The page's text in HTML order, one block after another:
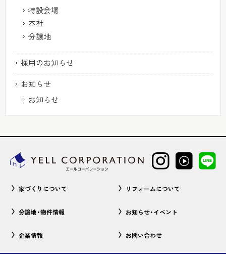
特設会場
本社
分譲地
採用のお知らせ
お知らせ
お知らせ
家づくりについて リフォームについて
分譲地・物件情報 お知らせ・イベント
企業情報 お問い合わせ